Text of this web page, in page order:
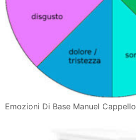
Emozioni Di Base Manuel Cappello